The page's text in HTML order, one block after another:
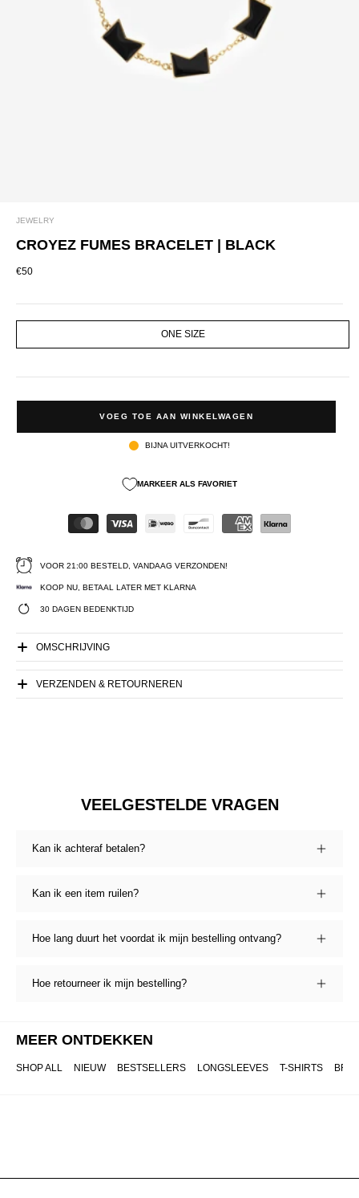
JEWELRY
CROYEZ FUMES BRACELET | BLACK
€50
SIZE
ONE SIZE
VOEG TOE AAN WINKELWAGEN
BIJNA UITVERKOCHT!
MARKEER ALS FAVORIET
VOOR 21:00 BESTELD, VANDAAG VERZONDEN!
KOOP NU, BETAAL LATER MET KLARNA
30 DAGEN BEDENKTIJD
OMSCHRIJVING
VERZENDEN & RETOURNEREN
VEELGESTELDE VRAGEN
Kan ik achteraf betalen?
Kan ik een item ruilen?
Hoe lang duurt het voordat ik mijn bestelling ontvang?
Hoe retourneer ik mijn bestelling?
MEER ONTDEKKEN
SHOP ALL NIEUW BESTSELLERS LONGSLEEVES T-SHIRTS